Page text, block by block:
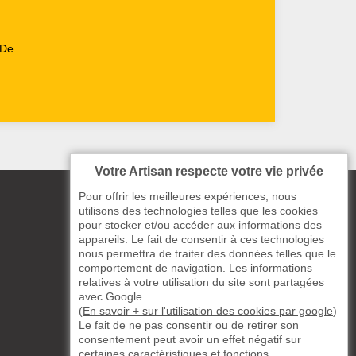
Votre Artisan respecte votre vie privée
Pour offrir les meilleures expériences, nous
utilisons des technologies telles que les cookies
pour stocker et/ou accéder aux informations des
appareils. Le fait de consentir à ces technologies
nous permettra de traiter des données telles que le
comportement de navigation. Les informations
relatives à votre utilisation du site sont partagées
avec Google.
(En savoir + sur l'utilisation des cookies par google)
Le fait de ne pas consentir ou de retirer son
consentement peut avoir un effet négatif sur